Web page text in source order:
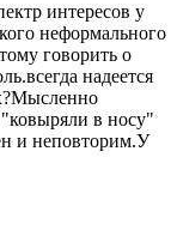
интересов у
неформального
говорить о
надеется
"ковыряли в носу"
и неповторим.У